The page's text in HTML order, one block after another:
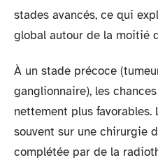
stades avancés, ce qui
global autour de la moitié
À un stade précoce
ganglionnaire), les
nettement plus
souvent sur une chirurgie
complétée par de la